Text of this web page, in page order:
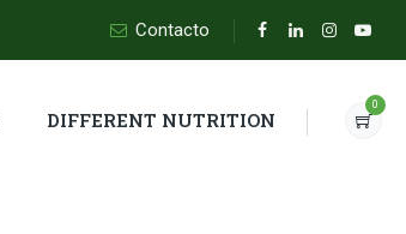
Contacto
0
DIFFERENT NUTRITION